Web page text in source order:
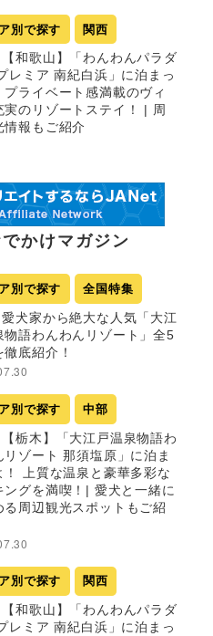
別で探す 関西
【和歌山】「わんわんパラダ
レミア 南紀白浜」に泊まっ
プライベート感満載のヴィ
実のリゾートステイ！ | 周
情報もご紹介
かけマガジン
別で探す 全国特集
愛犬家から絶大な人気「大江
物語わんわんリゾート」全5
底紹介！
別で探す 中部
【栃木】「大江戸温泉物語わ
リゾート 那須塩原」に泊ま
！ 上質な温泉と豪華多彩な
ングを満喫！| 愛犬と一緒に
る周辺観光スポットもご紹
別で探す 関西
【和歌山】「わんわんパラダ
レミア 南紀白浜」に泊まっ